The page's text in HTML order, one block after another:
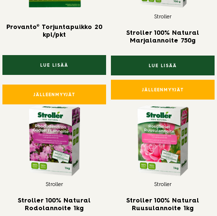
Provanto® Torjuntapuikko 20
kpl/pkt
LUE LISÄÄ
JÄLLEENMYYJÄT
Stroller
Stroller 100% Natural
Marjalannoite 750g
LUE LISÄÄ
JÄLLEENMYYJÄT
Stroller
Stroller 100% Natural
Rodolannoite 1kg
Stroller
Stroller 100% Natural
Ruusulannoite 1kg